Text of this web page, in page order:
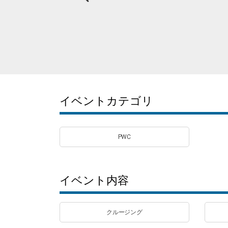
イベントカテゴリ
PWC
イベント内容
クルージング